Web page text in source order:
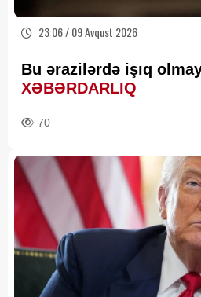
23:06 / 09 Avqust 2026
Bu ərazilərdə işıq
XƏBƏRDARLIQ
70